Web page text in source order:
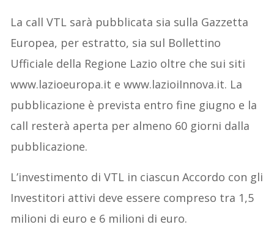
La call VTL sarà pubblicata sia sulla Gazzetta
Europea, per estratto, sia sul Bollettino
Ufficiale della Regione Lazio oltre che sui siti
www.lazioeuropa.it e www.lazioiInnova.it. La
pubblicazione è prevista entro fine giugno e la
call resterà aperta per almeno 60 giorni dalla
pubblicazione.
L’investimento di VTL in ciascun Accordo con gli
Investitori attivi deve essere compreso tra 1,5
milioni di euro e 6 milioni di euro.